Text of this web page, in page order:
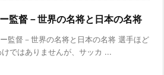
監督－世界の名将と日本の名将
監督－世界の名将と日本の名将 選手ほど
けではありませんが、サッカ ...